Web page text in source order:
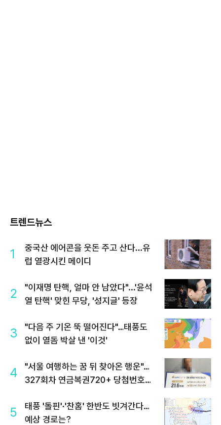
트렌드뉴스
1
중국산 에어콘을 웃돈 주고 산다...유
럽 열광시킨 메이디
2
"이재명 탄핵, 얼마 안 남았다"...'윤석
열 탄핵' 맞힌 무당, '성지글' 등장
3
"다음 주 기온 뚝 떨어진다"…태풍도
없이 열돔 박살 낸 '이것'
4
"서울 여행하는 꿈 뒤 찾아온 행운"…
327회차 연금복권720+ 당첨번호조
5
태풍 '돌핀'·'찬홈' 한반도 빗겨간다…
예상 경로는?